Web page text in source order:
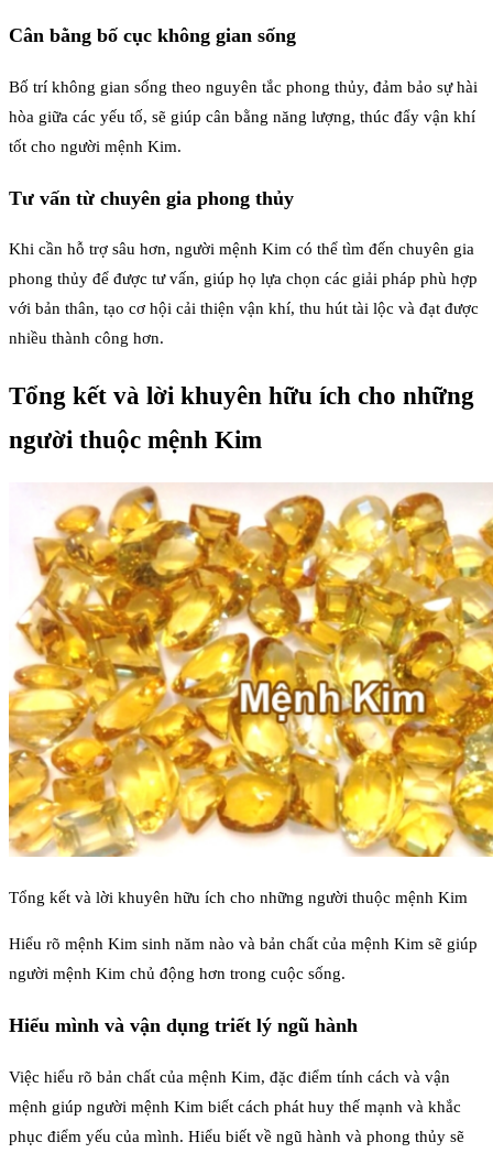
Cân bằng bố cục không gian sống
Bố trí không gian sống theo nguyên tắc phong thủy, đảm bảo sự hài
hòa giữa các yếu tố, sẽ giúp cân bằng năng lượng, thúc đẩy vận khí
tốt cho người mệnh Kim.
Tư vấn từ chuyên gia phong thủy
Khi cần hỗ trợ sâu hơn, người mệnh Kim có thể tìm đến chuyên gia
phong thủy để được tư vấn, giúp họ lựa chọn các giải pháp phù hợp
với bản thân, tạo cơ hội cải thiện vận khí, thu hút tài lộc và đạt được
nhiều thành công hơn.
Tổng kết và lời khuyên hữu ích cho những
người thuộc mệnh Kim
Tổng kết và lời khuyên hữu ích cho những người thuộc mệnh Kim
Hiểu rõ mệnh Kim sinh năm nào và bản chất của mệnh Kim sẽ giúp
người mệnh Kim chủ động hơn trong cuộc sống.
Hiểu mình và vận dụng triết lý ngũ hành
Việc hiểu rõ bản chất của mệnh Kim, đặc điểm tính cách và vận
mệnh giúp người mệnh Kim biết cách phát huy thế mạnh và khắc
phục điểm yếu của mình. Hiểu biết về ngũ hành và phong thủy sẽ